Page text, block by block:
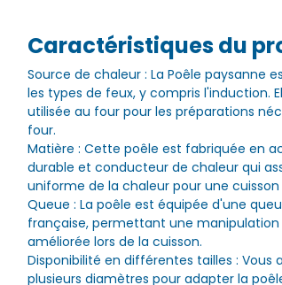
Caractéristiques du
Source de chaleur : La Poêle paysanne
les types de feux, y compris l'induction.
utilisée au four pour les préparations
four.
Matière : Cette poêle est fabriquée en
durable et conducteur de chaleur qui
uniforme de la chaleur pour une
Queue : La poêle est équipée d'une
française, permettant une
améliorée lors de la cuisson.
Disponibilité en différentes tailles : Vous
plusieurs diamètres pour adapter la